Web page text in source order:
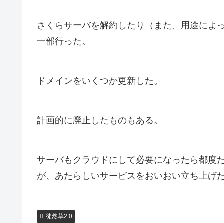
さくらサーバを解約したり（また、用途によ
一部行った。
ドメインをいくつか更新した。
計画的に廃止したものもある。
サーバもクラウドにして必要になったら都度
が、あたらしいサービスをおいおい立ち上げた
徒然草2.0